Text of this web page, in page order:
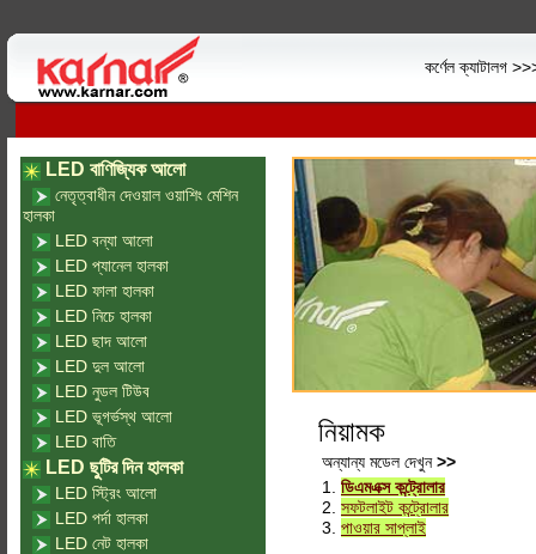
কর্ণেল ক্যাটালগ
নিয়ামক
অন্যান্য মডেল দেখুন>>
1. ডিএমএক্স কন্ট্রোলার
2. সফটলাইট কন্ট্রোলার
3. পাওয়ার সাপ্লাই
LED বাণিজ্যিক আলো
নেতৃত্বাধীন দেওয়াল ওয়াশিং মেশিন
হালকা
LED বন্যা আলো
LED প্যানেল হালকা
LED ফালা হালকা
LED নিচে হালকা
LED ছাদ আলো
LED দুল আলো
LED নুডল টিউব
LED ভূগর্ভস্থ আলো
LED বাতি
LED ছুটির দিন হালকা
LED স্ট্রিং আলো
LED পর্দা হালকা
LED নেট হালকা